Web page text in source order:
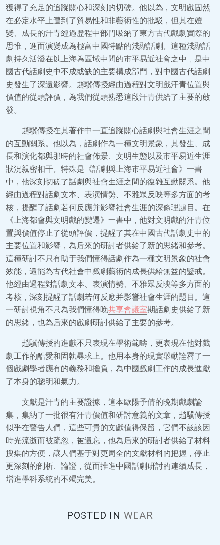
獲得了充足的追蹤關心和深刻的切磋。他以為，文明戲固然
在必定水平上遭到了貿易性和非藝術性的批駁，但其在嬗
變、成長的汗青經過歷程中部門吸納了東方古代戲劇實際的
思惟，進而演變成為極富中國特點的淺顯話劇。這種淺顯話
劇持久活潑在以上海為區域中間的市平易近社會之中，是中
國古代話劇史中不成或缺的主要構成部門，對中國古代話劇
史發生了深遠影響。趙驥傳授經由過程對文明戲汗青位置與
價值的從頭評價，為我們從頭熟悉這段汗青供給了主要的啟
發。
趙驥傳授在其著作中一直追蹤關心話劇與社會生涯之間
的互動關系。他以為，話劇作為一種文明景象，其發生、成
長和演化都與那時的社會佈景、文明生態以及市平易近生涯
狀況親密相干。特殊是《話劇與上海市平易近社會》一書
中，他深刻切磋了話劇與社會生涯之間的復雜互動關系。他
經由過程對話劇文本、表演情勢、不雅眾反映等多方面的考
核，提醒了話劇若何反應并影響社會生涯的深條理題目。在
《上海都會與文明戲的變遷》一書中，他對文明戲的汗青位
置與價值停止了從頭評價，提醒了其在中國古代話劇史中的
主要位置和影響，為后來的研討者供給了新的思緒和參考。
這種研討不只有助于我們懂得話劇作為一種文明景象的社會
效能，還能為古代社會中戲劇藝術的成長供給無益的鑒戒。
他經由過程對話劇文本、表演情勢、不雅眾反映等多方面的
考核，深刻提醒了話劇若何反應并影響社會生涯的題目。這
一研討視角不只為我們懂得晚共享會議室期話劇史供給了新
的思緒，也為后來的戲劇研討供給了主要的參考。
趙驥傳授的進獻不只表現在學術範疇，更表現在他對戲
劇工作的酷愛和固執尋求上。他用本身的現實舉動詮釋了一
個戲劇學者應有的義務和擔負，為中國戲劇工作的成長進獻
了本身的聰明和氣力。
文獻是汗青的主要證據，這本歐陽予倩的晚期戲劇論
集，集納了一批很有汗青價值和研討意義的文章，趙驥傳授
似乎在警告人們，這些可貴的文獻值得保留，它們不該該因
時光流逝而被疏忽，被遺忘，他為后來的研討者供給了材料
搜集的方便，讓人們基于對更周全的文獻材料的把握，停止
更深刻的剖析、論證，從而推進中國話劇研討的連續成長，
增進學科系統的不竭完美。
POSTED IN WEAR